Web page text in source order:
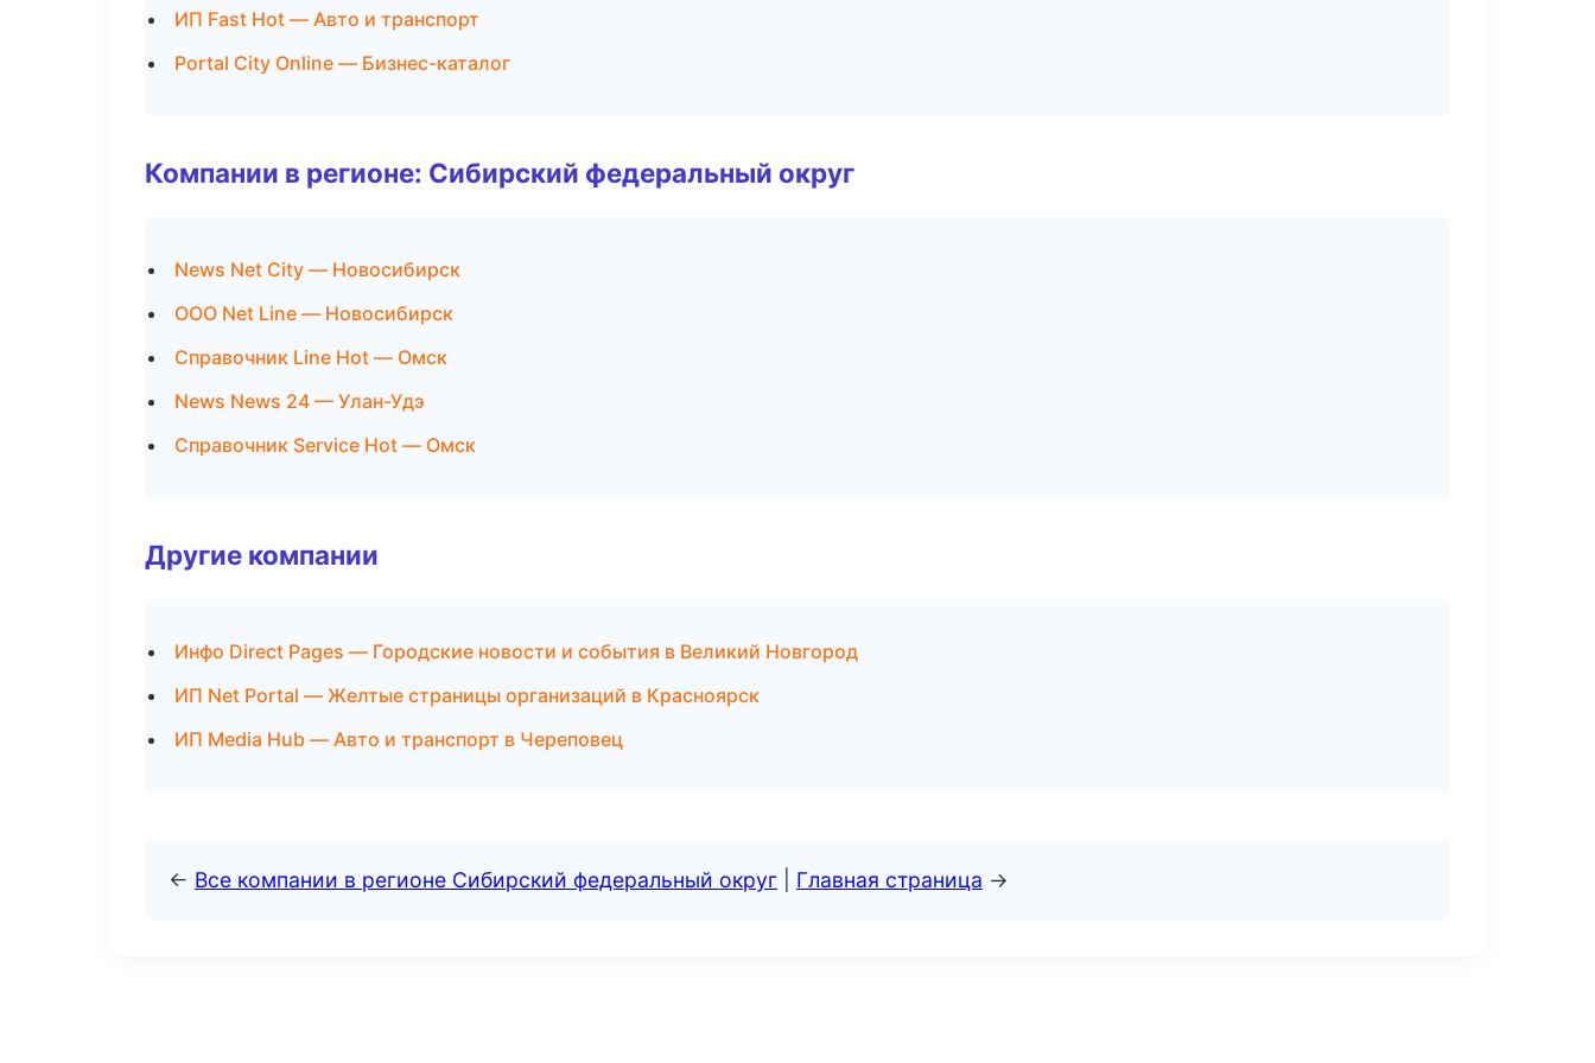
ИП Fast Hot — Авто и транспорт
Portal City Online — Бизнес-каталог
Компании в регионе: Сибирский федеральный округ
News Net City — Новосибирск
ООО Net Line — Новосибирск
Справочник Line Hot — Омск
News News 24 — Улан-Удэ
Справочник Service Hot — Омск
Другие компании
Инфо Direct Pages — Городские новости и события в Великий Новгород
ИП Net Portal — Желтые страницы организаций в Красноярск
ИП Media Hub — Авто и транспорт в Череповец
← Все компании в регионе Сибирский федеральный округ Главная страница →